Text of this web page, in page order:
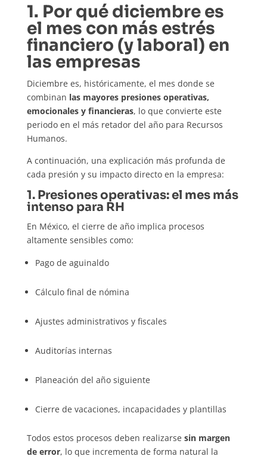
1. Por qué diciembre es
el mes con más estrés
financiero (y laboral) en
las empresas
Diciembre es, históricamente, el mes donde se
combinan las mayores presiones operativas,
emocionales y financieras, lo que convierte este
periodo en el más retador del año para Recursos
Humanos.
A continuación, una explicación más profunda de
cada presión y su impacto directo en la empresa:
1. Presiones operativas: el mes más
intenso para RH
En México, el cierre de año implica procesos
altamente sensibles como:
Pago de aguinaldo
Cálculo final de nómina
Ajustes administrativos y fiscales
Auditorías internas
Planeación del año siguiente
Cierre de vacaciones, incapacidades y plantillas
Todos estos procesos deben realizarse sin margen
de error, lo que incrementa de forma natural la